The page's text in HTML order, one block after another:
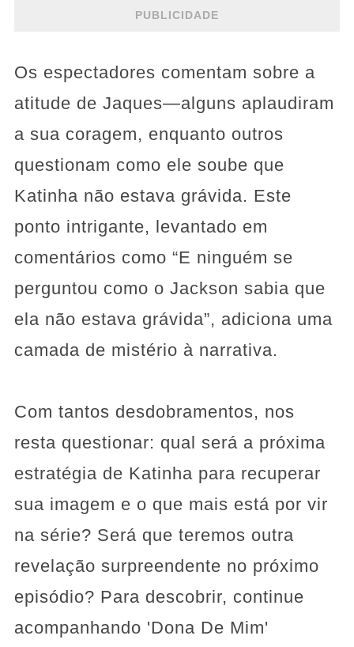
PUBLICIDADE
Os espectadores comentam sobre a
atitude de Jaques—alguns aplaudiram
a sua coragem, enquanto outros
questionam como ele soube que
Katinha não estava grávida. Este
ponto intrigante, levantado em
comentários como “E ninguém se
perguntou como o Jackson sabia que
ela não estava grávida”, adiciona uma
camada de mistério à narrativa.
Com tantos desdobramentos, nos
resta questionar: qual será a próxima
estratégia de Katinha para recuperar
sua imagem e o que mais está por vir
na série? Será que teremos outra
revelação surpreendente no próximo
episódio? Para descobrir, continue
acompanhando 'Dona De Mim'